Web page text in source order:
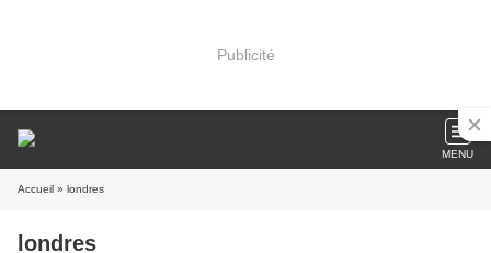
Publicité
MENU
Accueil » londres
londres